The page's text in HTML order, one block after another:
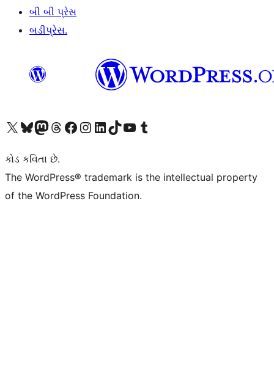
બી બી પ્રેસ
બડીપ્રેસ.
અમારા X (અગાઉ ટ્વિટર) એકાઉન્ટની મુલાકાત લોઅમારા Bluesky એકાઉન્ટની મુલાકાત લોઅમારા માસ્ટોડોન એકાઉન્ટની મુલાકાત લોઅમારા Threads એકાઉન્ટની મુલાકાત લો અમારા ફેસબુક પેજની મુલાકાત લોઅમારા ઇન્સ્ટાગ્રામ એકાઉન્ટની મુલાકાત લો અમારા LinkedIn એકાઉન્ટની મુલાકાત લોઅમારા TikTok એકાઉન્ટની મુલાકાત લોઅમારી YouTube ચેનલની મુલાકાત લો અમારા Tumblr એકાઉન્ટની મુલાકાત લો
કોડ કવિતા છે.
The WordPress® trademark is the intellectual property
of the WordPress Foundation.